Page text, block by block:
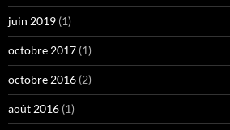
juin 2019 (1)
octobre 2017 (1)
octobre 2016 (2)
août 2016 (1)